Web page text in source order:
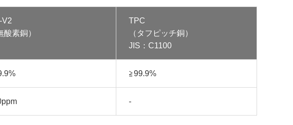
V2
酸素銅）
TPC
（タフピッチ銅）
JIS：C1100
≧99.9%
-